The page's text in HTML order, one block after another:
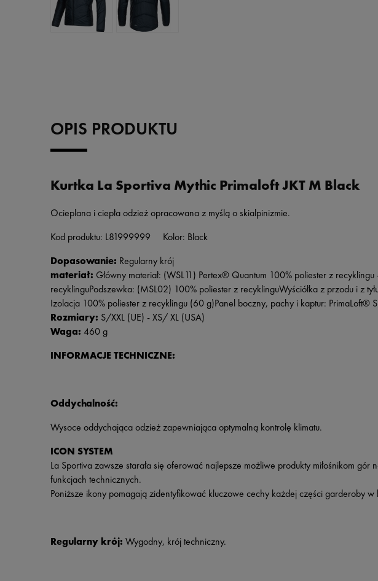
OPIS PRODUKTU
Kurtka La Sportiva Mythic Primaloft JKT M Black
Ocieplana i ciepła odzież opracowana z myślą o skialpinizmie.
Kod produktu: L81999999 Kolor: Black
Dopasowanie: Regularny krój
materiał: Główny materiał: (WSL11) Pertex® Quantum 100% poliester z recyklingu
recyklinguPodszewka: (MSL02) 100% poliester z recyklinguWyściółka z przodu i z
Izolacja 100% poliester z recyklingu (60 g)Panel boczny, pachy i kaptur: PrimaLoft®
Rozmiary: S/XXL (UE) - XS/ XL (USA)
Waga: 460 g
INFORMACJE TECHNICZNE:
Oddychalność:
Wysoce oddychająca odzież zapewniająca optymalną kontrolę klimatu.
ICON SYSTEM
La Sportiva zawsze starała się oferować najlepsze możliwe produkty miłośnikom
funkcjach technicznych.
Poniższe ikony pomagają zidentyfikować kluczowe cechy każdej części garderoby w
Regularny krój: Wygodny, krój techniczny.